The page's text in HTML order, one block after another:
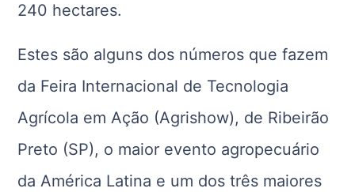
240 hectares.
Estes são alguns dos números que fazem
da Feira Internacional de Tecnologia
Agrícola em Ação (Agrishow), de Ribeirão
Preto (SP), o maior evento agropecuário
da América Latina e um dos três maiores